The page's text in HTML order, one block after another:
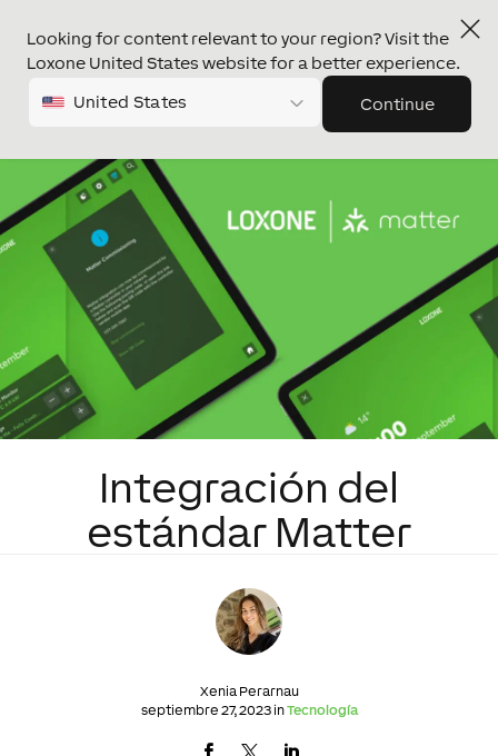
Looking for content relevant to your region? Visit the
Loxone United States website for a better experience.
United States Continue
Integración del
estándar Matter
Xenia Perarnau
septiembre 27, 2023 inTecnología